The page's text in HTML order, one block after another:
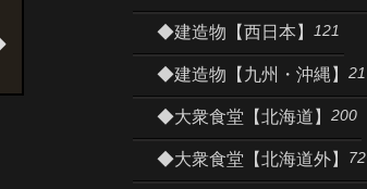
◆建造物【西日本】 121
◆建造物【九州・沖縄】 21
◆大衆食堂【北海道】 200
◆大衆食堂【北海道外】 72